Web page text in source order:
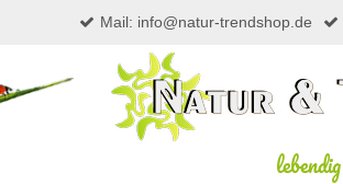
Mail: info@natur-trendshop.de
lebendig